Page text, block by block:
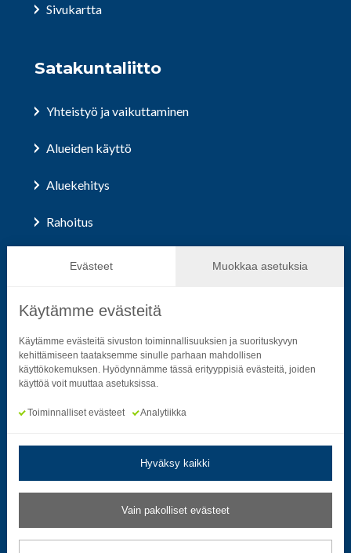
Evästeet Muokkaa asetuksia
Käytämme evästeitä
Käytämme evästeitä sivuston toiminnallisuuksien ja suorituskyvyn
kehittämiseen taataksemme sinulle parhaan mahdollisen
käyttökokemuksen. Hyödynnämme tässä erityyppisiä evästeitä, joiden
käyttöä voit muuttaa asetuksissa.
Toiminnalliset evästeet Analytiikka
Hyväksy kaikki
Vain pakolliset evästeet
Sivukartta
Satakuntaliitto
Yhteistyö ja vaikuttaminen
Alueiden käyttö
Aluekehitys
Rahoitus
Hallinto ja päätöksenteko
Seuraa sosiaalisessa mediassa
Neliön mallinen ikoni, joka kuvastaa f-kirjainta.
Neliön mallinen ikoni, joka kuvastaa f-kirjainta.
Neliön mallinen ikoni, joka kuvastaa
Neliön mallinen ikoni, jonka
Neliön mallinen ikoni,
Neliön mallinen
Tietosuoja- ja rekisteriselosteet|
Saavutettavuusseloste